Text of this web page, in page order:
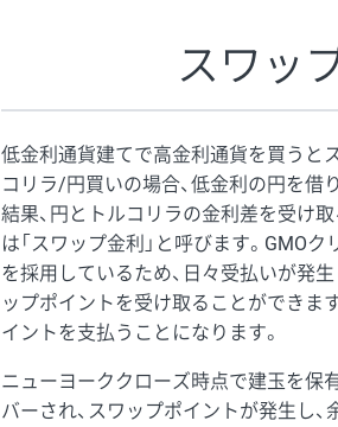
スワッ
低金利通貨建てで高金利通貨を買うと
コリラ/円買いの場合、低金利の円を借
結果、円とトルコリラの金利差を受け
は「スワップ金利」と呼びます。GMO
を採用しているため、日々受払いが発
ップポイントを受け取ることができま
イントを支払うことになります。
ニューヨーククローズ時点で建玉を保
バーされ、スワップポイントが発生し